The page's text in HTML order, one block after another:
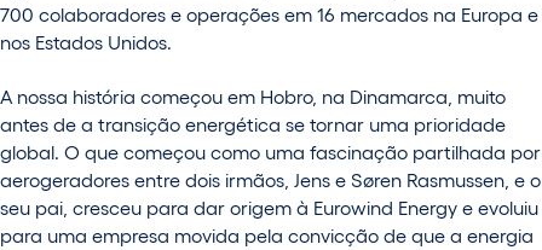
700 colaboradores e operações em 16 mercados na Europa e
nos Estados Unidos.
A nossa história começou em Hobro, na Dinamarca, muito
antes de a transição energética se tornar uma prioridade
global. O que começou como uma fascinação partilhada por
aerogeradores entre dois irmãos, Jens e Søren Rasmussen, e o
seu pai, cresceu para dar origem à Eurowind Energy e evoluiu
para uma empresa movida pela convicção de que a energia